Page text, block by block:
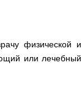
физической и
или лечебный